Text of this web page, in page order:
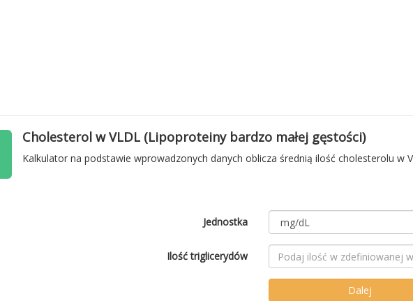
Cholesterol w VLDL (Lipoproteiny bardzo małej gęstości)
Kalkulator na podstawie wprowadzonych danych oblicza średnią ilość cholesterolu w
Jednostka
Ilość triglicerydów